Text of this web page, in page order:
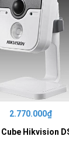
2.770.000₫